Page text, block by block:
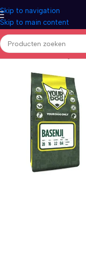
Skip to navigation
Skip to main content
Home/Honden/Droogvoer